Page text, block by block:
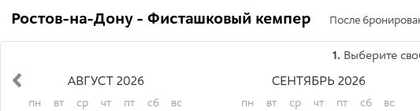
Ростов-на-Дону - Фисташковый кемпер После
1. Выберите
АВГУСТ 2026
пн вт ср чт пт сб вс
СЕНТЯБРЬ 2026
пн вт ср чт пт сб вс